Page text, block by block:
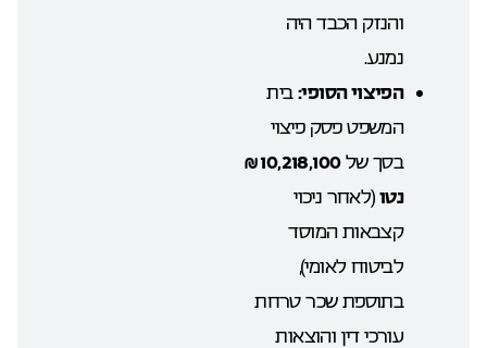
והנזק הכבד היה
נמנע.
הפיצוי הסופי:בית
המשפט פסק פיצוי
בסך של
10,218,100 ₪
נטו(לאחר ניכוי
קצבאות המוסד
לביטוח לאומי),
בתוספת שכר טרחת
עורכי דין והוצאות